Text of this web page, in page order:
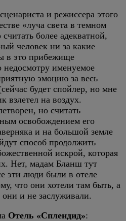
и режиссера этого
«луча света в темном
более адекватной,
человек ни за какие
в это прибежище
именуемое
эмоцию за весь
будет спойлер, но мне
взлетел на воздух.
но считать
освобождением его
и на большой земле
способ продолжить
искрой, которая
Нет, мадам Бланш тут
эти люди были в отеле
что они хотели там быть, а
они и не заслуживали.
Отель «Сплендид»: